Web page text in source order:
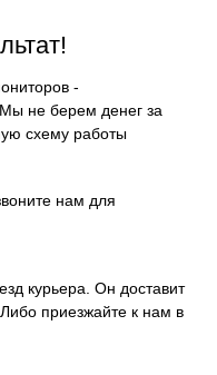
-
не берем денег за
схему работы
нам для
курьера. Он доставит
Либо приезжайте к нам в